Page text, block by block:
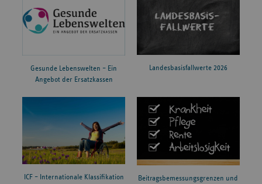
Gesunde Lebenswelten – Ein
Angebot der Ersatzkassen
Landesbasisfallwerte 2026
ICF – Internationale Klassifikation
Beitragsbemessungsgrenzen und